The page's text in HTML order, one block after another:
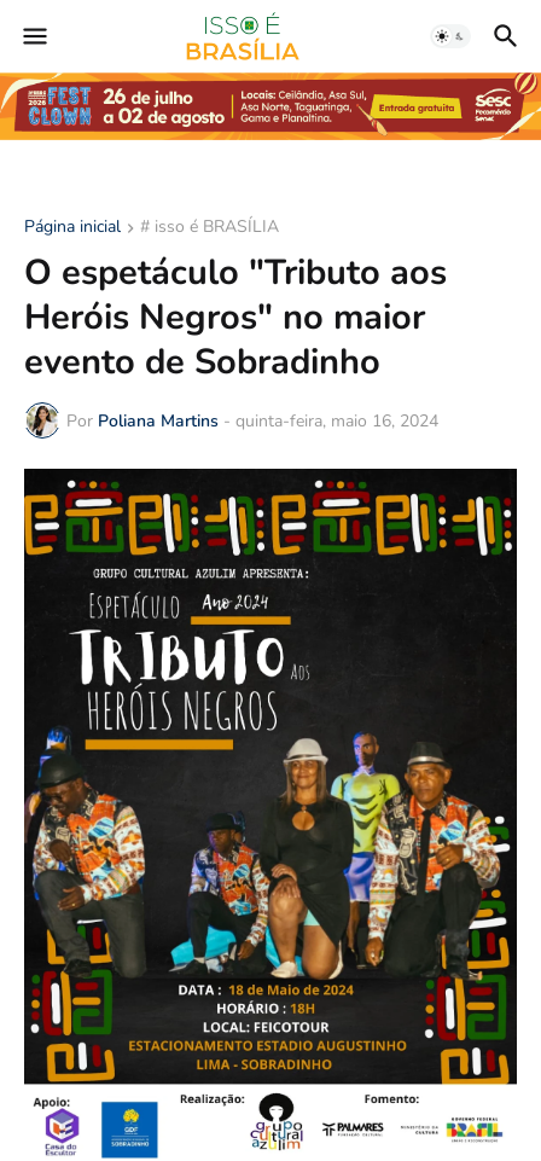
Página inicial # isso é BRASÍLIA
O espetáculo "Tributo aos
Heróis Negros" no maior
evento de Sobradinho
Por Poliana Martins - quinta-feira, maio 16, 2024